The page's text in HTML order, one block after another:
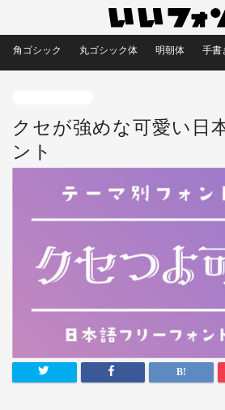
角ゴシック 丸ゴシック体 明朝体 手書
クセが強めな可愛い日
ント